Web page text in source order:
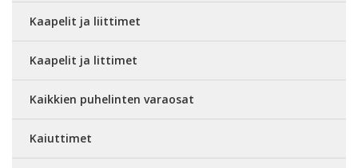
Kaapelit ja liittimet
Kaapelit ja littimet
Kaikkien puhelinten varaosat
Kaiuttimet